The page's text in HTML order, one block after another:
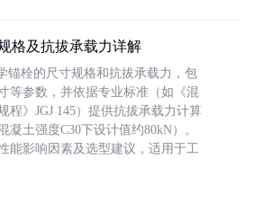
格及抗拔承载力详解
锚栓的尺寸规格和抗拔承载力，包
等参数，并依据专业标准（如《混
程》JGJ 145）提供抗拔承载力计算
凝土强度C30下设计值约80kN）。
能影响因素及选型建议，适用于工